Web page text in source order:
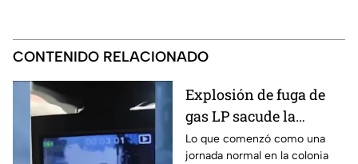
CONTENIDO RELACIONADO
Explosión de fuga de
gas LP sacude la
colonia Las Granjas
Lo que comenzó como una
jornada normal en la colonia